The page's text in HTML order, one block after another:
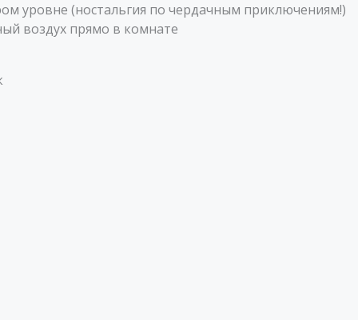
уровне (ностальгия по чердачным приключениям!)
воздух прямо в комнате